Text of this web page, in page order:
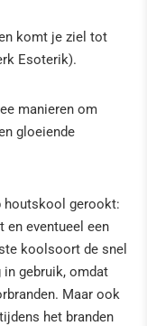
komt je ziel tot
Esoterik).
manieren om
gloeiende
houtskool gerookt:
en eventueel een
koolsoort de snel
gebruik, omdat
Maar ook
het branden